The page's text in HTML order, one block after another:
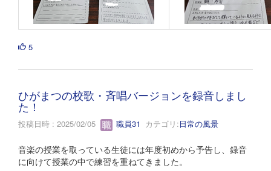
5
ひがまつの校歌・斉唱バージョンを録音しまし
た！
投稿日時 : 2025/02/05 職員31 カテゴリ:日常の風景
音楽の授業を取っている生徒には年度初めから予告し、録音
に向けて授業の中で練習を重ねてきました。